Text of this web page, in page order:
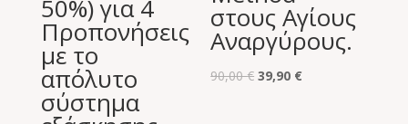
50%) για 4
Προπονήσεις
με το
απόλυτο
σύστημα
στους Αγίους
Αναργύρους.
90,00€ Original
39,90 €